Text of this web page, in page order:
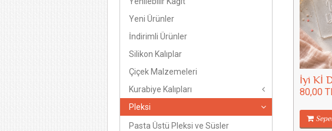
Yeni Ürünler
İndirimli Ürünler
Silikon Kalıplar
Çiçek Malzemeleri
Kurabiye Kalıpları
Pleksi
Pasta Üstü Pleksi ve Süsler
İyi Kİ
80,00